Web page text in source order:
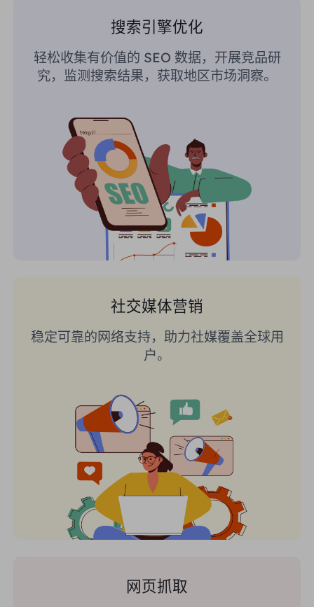
搜索引擎优化
轻松收集有价值的 SEO 数据，开展竞品研
究，监测搜索结果，获取地区市场洞察。
社交媒体营销
稳定可靠的网络支持，助力社媒覆盖全球用
户。
网页抓取